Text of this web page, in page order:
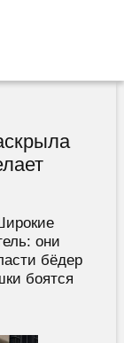
они
бёдер
боятся